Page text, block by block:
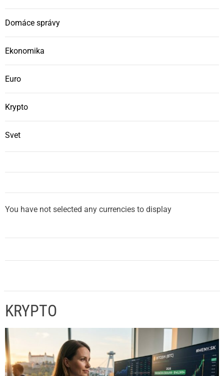
Domáce správy
Ekonomika
Euro
Krypto
Svet
You have not selected any currencies to display
KRYPTO